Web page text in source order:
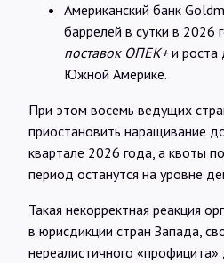
Американский банк
баррелей в сутки в 2026
поставок ОПЕК+и роста
Южной Америке.
При этом восемь ведущих
приостановить наращивание
квартале 2026 года, а квоты
период останутся на уровне
Такая некорректная реакция
в юрисдикции стран Запада,
нереалистичного